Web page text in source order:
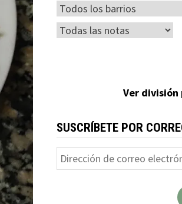
Ver división
SUSCRÍBETE POR
Dirección
de